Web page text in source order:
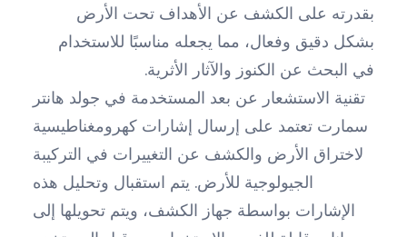
بقدرته على الكشف عن الأهداف تحت الأرض
بشكل دقيق وفعال، مما يجعله مناسبًا للاستخدام
في البحث عن الكنوز والآثار الأثرية.
تقنية الاستشعار عن بعد المستخدمة في جولد هانتر
سمارت تعتمد على إرسال إشارات كهرومغناطيسية
لاختراق الأرض والكشف عن التغييرات في التركيبة
الجيولوجية للأرض. يتم استقبال وتحليل هذه
الإشارات بواسطة جهاز الكشف، ويتم تحويلها إلى